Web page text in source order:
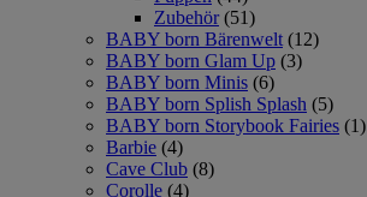
Zubehör (51)
BABY born Bärenwelt (12)
BABY born Glam Up (3)
BABY born Minis (6)
BABY born Splish Splash (5)
BABY born Storybook Fairies (1)
Barbie (4)
Cave Club (8)
Corolle (4)